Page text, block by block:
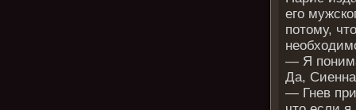
его
потому,
— Я
Да,
— Гнев